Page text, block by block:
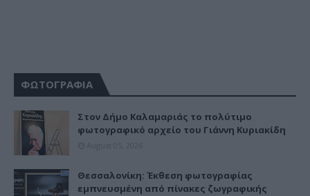
ΦΩΤΟΓΡΑΦΙΑ
Στον Δήμο Καλαμαριάς το πολύτιμο
φωτογραφικό αρχείο του Γιάννη Κυριακίδη
Θεσσαλονίκη: Έκθεση φωτογραφίας
εμπνευσμένη από πίνακες ζωγραφικής